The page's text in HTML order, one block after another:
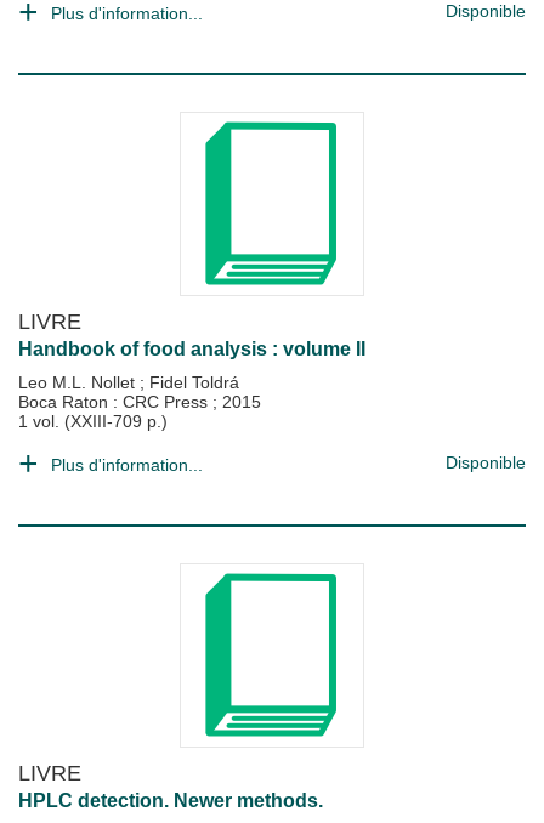
Plus d'information... Disponible
LIVRE
Handbook of food analysis : volume II
Leo M.L. Nollet ; Fidel Toldrá
Boca Raton : CRC Press ; 2015
1 vol. (XXIII-709 p.)
Plus d'information... Disponible
LIVRE
HPLC detection. Newer methods.